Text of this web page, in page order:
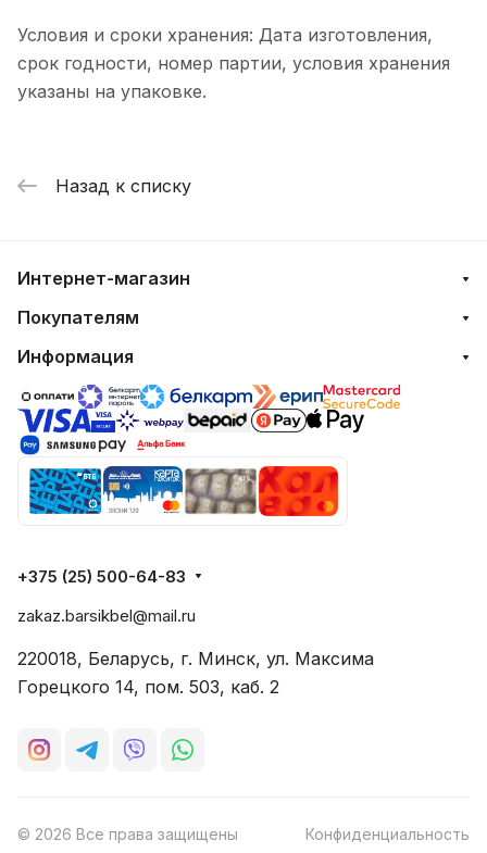
Условия и сроки хранения: Дата изготовления,
срок годности, номер партии, условия хранения
указаны на упаковке.
Назад к списку
Интернет-магазин
Покупателям
Информация
+375 (25) 500-64-83
zakaz.barsikbel@mail.ru
220018, Беларусь, г. Минск, ул. Максима
Горецкого 14, пом. 503, каб. 2
© 2026 Все права защищены Конфиденциальность